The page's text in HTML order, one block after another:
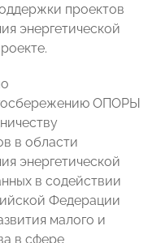
проектов
энергетической
ОПОРЫ
в области
энергетической
в содействии
Федерации
малого и
в сфере